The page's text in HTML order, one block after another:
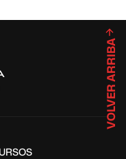
VOLVER ARRIBA